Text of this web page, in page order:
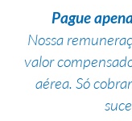
Pague
Nossa
valor
aérea. Só